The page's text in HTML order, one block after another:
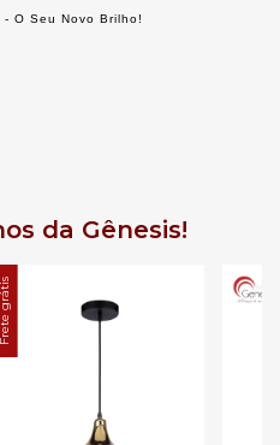
- O Seu Novo Brilho!
da Gênesis!
Frete grátis